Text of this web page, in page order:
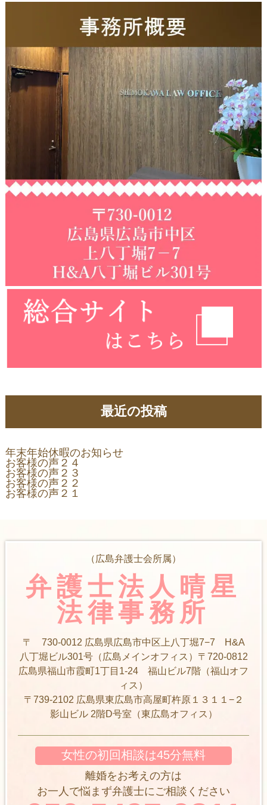
最近の投稿
年末年始休暇のお知らせ
お客様の声２４
お客様の声２３
お客様の声２２
お客様の声２１
弁護士法人晴星
法律事務所
（広島弁護士会所属）
〒 730-0012 広島県広島市中区上八丁堀7−7 H&A
八丁堀ビル301号（広島メインオフィス）〒720-0812
広島県福山市霞町1丁目1-24 福山ビル7階（福山オフ
ィス）
〒739-2102 広島県東広島市高屋町杵原１３１１−２
影山ビル 2階D号室（東広島オフィス）
女性の初回相談は45分無料
離婚をお考えの方は
お一人で悩まず弁護士にご相談ください